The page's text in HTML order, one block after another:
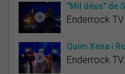
"Mil déus" de
Enderrock
Quim Xena i
Enderrock